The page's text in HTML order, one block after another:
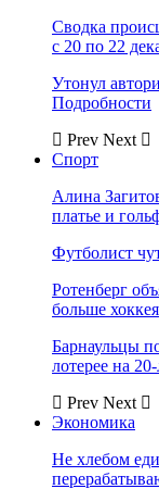
Сводка
с 20 по 22
Утонул
Подробности
Prev Next
Спорт
Алина
платье и
Футболист
Ротенберг
больше хоккея
Барнаульцы
лотерее на
Prev Next
Экономика
Не хлебом